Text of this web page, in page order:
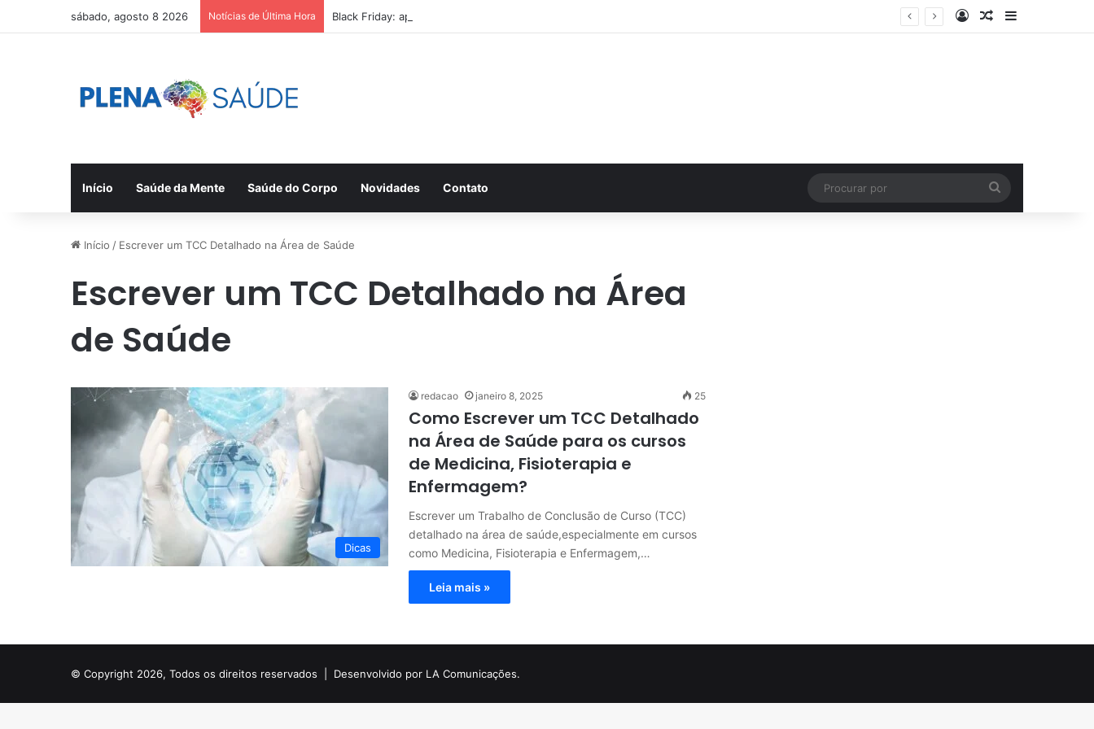
sábado, agosto 8 2026 Notícias de Última Hora Black Friday: aproveite antes que acabe EntrarArtigo aleatório
Barra Lateral
Início Saúde da Mente Saúde do Corpo Novidades Contato
por
Início / Escrever um TCC Detalhado na Área de Saúde
Escrever um TCC Detalhado na Área
de Saúde
Dicas
redacao janeiro 8, 2025 25
Como Escrever um TCC Detalhado
na Área de Saúde para os cursos
de Medicina, Fisioterapia e
Enfermagem?
Escrever um Trabalho de Conclusão de Curso (TCC)
detalhado na área de saúde,especialmente em cursos
como Medicina, Fisioterapia e Enfermagem,…
Leia mais »
© Copyright 2026, Todos os direitos reservados | Desenvolvido por LA Comunicações.